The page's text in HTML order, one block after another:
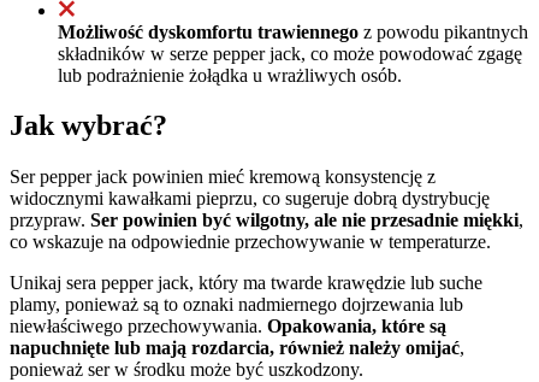
Możliwość dyskomfortu trawiennego z powodu pikantnych
składników w serze pepper jack, co może powodować zgagę
lub podrażnienie żołądka u wrażliwych osób.
Jak wybrać?
Ser pepper jack powinien mieć kremową konsystencję z
widocznymi kawałkami pieprzu, co sugeruje dobrą dystrybucję
przypraw. Ser powinien być wilgotny, ale nie przesadnie miękki,
co wskazuje na odpowiednie przechowywanie w temperaturze.
Unikaj sera pepper jack, który ma twarde krawędzie lub suche
plamy, ponieważ są to oznaki nadmiernego dojrzewania lub
niewłaściwego przechowywania. Opakowania, które są
napuchnięte lub mają rozdarcia, również należy omijać,
ponieważ ser w środku może być uszkodzony.